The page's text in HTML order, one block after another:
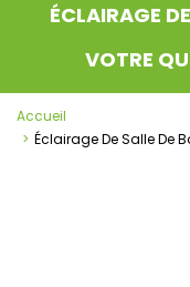
ÉCLAIRAGE
VOTRE
Accueil
Éclairage De Salle De